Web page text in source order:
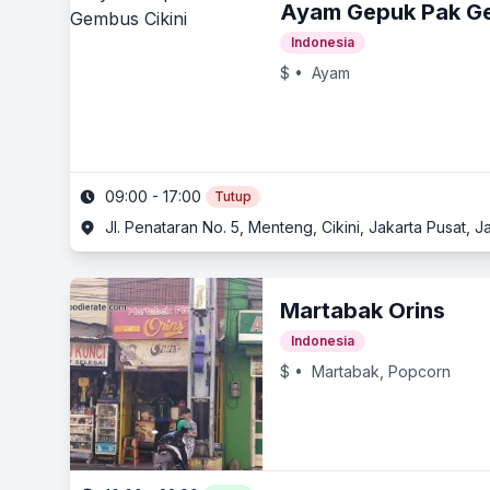
Ayam Gepuk Pak
Indonesia
$ • Ayam
09:00 - 17:00 Tutup
Jl. Penataran No. 5, Menteng, Cikini, Jakarta Pusat,
Martabak Orins
Indonesia
$ • Martabak, Popcorn